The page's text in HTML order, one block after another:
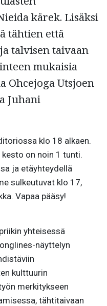
kärek. Lisäksi
tähtien että
talvisen taivaan
mukaisia
Ohcejoga Utsjoen
Juhani
klo 18 alkaen.
on noin 1 tunti.
ja etäyhteydellä
sulkeutuvat klo 17,
Vapaa pääsy!
yhteisessä
näyttelyn
kulttuurin
merkitykseen
tähtitaivaan